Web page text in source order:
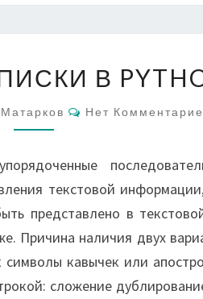
И
В
В
Комментарии
Нет
текстовой
представлено в
Причина наличия двух
кавычек или
сложение